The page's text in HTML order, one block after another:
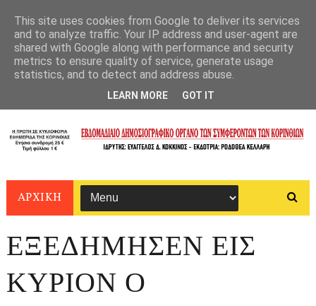
ΑΡΧΙΚΗ
ΕΞΕΔΗΜΗΣΕΝ ΕΙΣ
ΚΥΡΙΟΝ Ο
This site uses cookies from Google to deliver its services
and to analyze traffic. Your IP address and user-agent are
shared with Google along with performance and security
metrics to ensure quality of service, generate usage
statistics, and to detect and address abuse.
LEARN MORE GOT IT